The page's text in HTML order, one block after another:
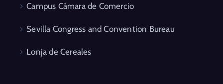
Campus Cámara de Comercio
Sevilla Congress and Convention Bureau
Lonja de Cereales